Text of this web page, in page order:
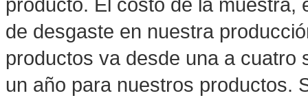
producto. El costo de la muestra,
de desgaste en nuestra
productos va desde una a cuatro
un año para nuestros productos.